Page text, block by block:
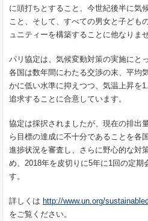
に頭打ちとすること、今世紀後半に気
こと、そして、すべての男女と子ども
ュニティーを構築することに他なりま
パリ協定は、気候変動対策の実施にと
各国は数年間にわたる交渉の末、平均
かに低い水準に抑えつつ、気温上昇を
追求することに合意しています。
協定は採択されましたが、現在の排出
ら目標の達成に不十分であることを各
進捗状況を審査し、さらに野心的な対
め、2018年を皮切りに5年に1回の定期
す。
詳しくは http://www.un.org/
をご覧ください。